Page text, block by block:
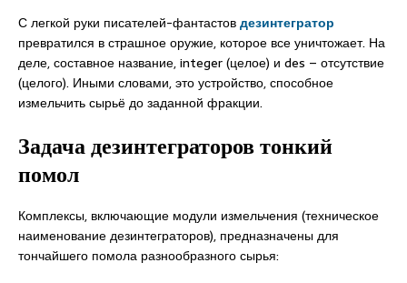
С легкой руки писателей-фантастовдезинтегратор
превратился в страшное оружие, которое все уничтожает. На
деле, составное название, integer (целое) и des – отсутствие
(целого). Иными словами, это устройство, способное
измельчить сырьё до заданной фракции.
Задачадезинтеграторовтонкий
помол
Комплексы, включающие модули измельчения (техническое
наименование дезинтеграторов), предназначены для
тончайшего помола разнообразного сырья: